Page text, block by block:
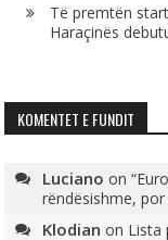
Të premtën
Haraçinës
KOMENTET E FUNDIT
Luciano on
rëndësishme,
Klodian on Lista